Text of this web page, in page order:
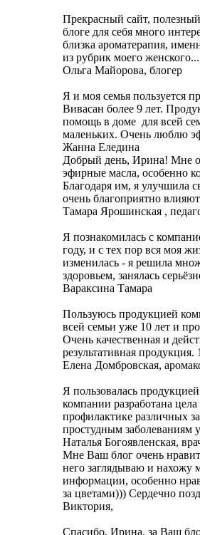
Прекрасный сайт,
блоге для себя много
близка ароматерапия,
из рубрик моего женского...
Ольга Майорова, блогер
Я и моя семья пользуется
Вивасан более 9 лет.
помощь в доме для всей
маленьких. Очень люблю
Жанна Еледина
Добрый день, Ирина! Мне
эфирные масла, особенно
Благодаря им, я улучшила
очень благоприятно
Тамара Ярошинская ,
Я познакомилась с
году, и с тех пор вся моя
изменилась - я решила
здоровьем, занялась
Вараксина Тамара
Пользуюсь продукцией
всей семьи уже 10 лет и
Очень качественная и
результативная продукция.
Елена Домбровская,
Я пользовалась
компании разработана
профилактике различных
простудным заболеваниям
Наталья Богоявленская,
Мне Ваш блог очень
него заглядываю и нахожу
информации, особенно
за цветами))) Cердечно
Виктория,
Cпасибо, Ирина, за Ваш